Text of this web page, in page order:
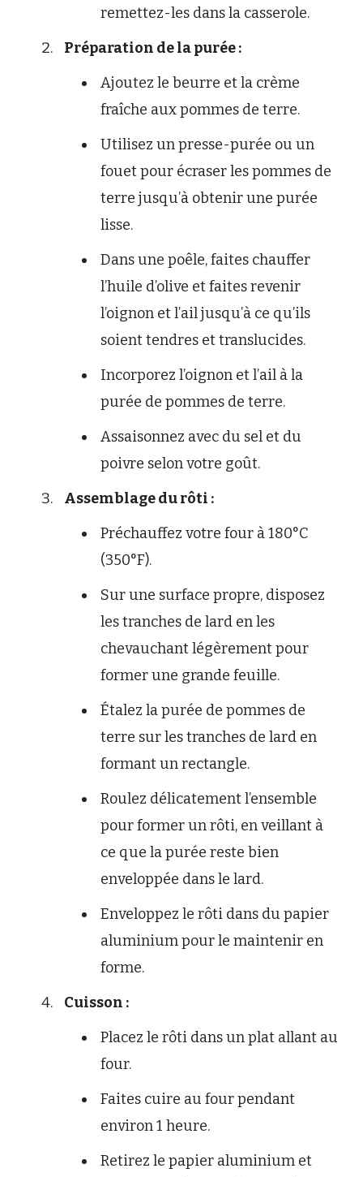
remettez-les dans la casserole.
Préparation de la purée :
Ajoutez le beurre et la crème
fraîche aux pommes de terre.
Utilisez un presse-purée ou un
fouet pour écraser les pommes de
terre jusqu’à obtenir une purée
lisse.
Dans une poêle, faites chauffer
l’huile d’olive et faites revenir
l’oignon et l’ail jusqu’à ce qu’ils
soient tendres et translucides.
Incorporez l’oignon et l’ail à la
purée de pommes de terre.
Assaisonnez avec du sel et du
poivre selon votre goût.
Assemblage du rôti :
Préchauffez votre four à 180°C
(350°F).
Sur une surface propre, disposez
les tranches de lard en les
chevauchant légèrement pour
former une grande feuille.
Étalez la purée de pommes de
terre sur les tranches de lard en
formant un rectangle.
Roulez délicatement l’ensemble
pour former un rôti, en veillant à
ce que la purée reste bien
enveloppée dans le lard.
Enveloppez le rôti dans du papier
aluminium pour le maintenir en
forme.
Cuisson :
Placez le rôti dans un plat allant au
four.
Faites cuire au four pendant
environ 1 heure.
Retirez le papier aluminium et